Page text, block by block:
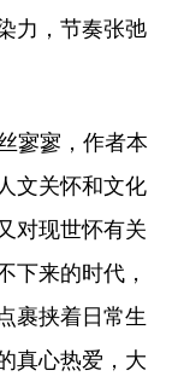
力，节奏张弛
寥寥，作者本
文关怀和文化
对现世怀有关
下来的时代，
裹挟着日常生
真心热爱，大